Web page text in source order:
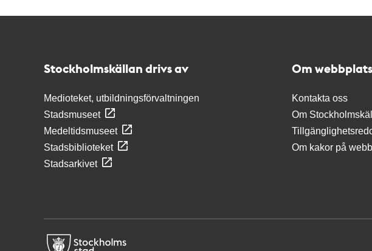
Stockholmskällan drivs av
Medioteket, utbildningsförvaltningen
Stadsmuseet
Medeltidsmuseet
Stadsbiblioteket
Stadsarkivet
Om
Kontakta oss
Om
Om kakor på